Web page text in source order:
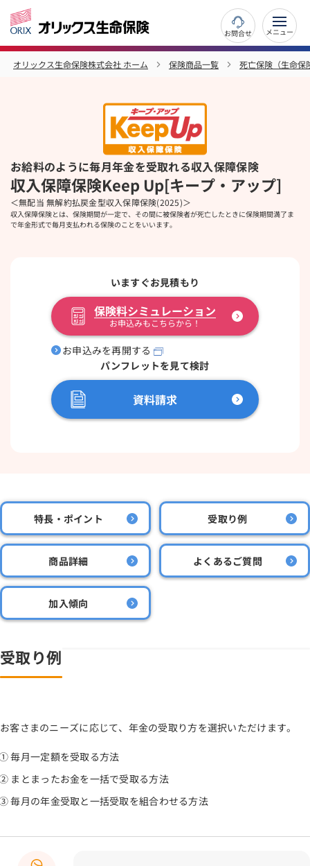
お問合せ
オリックス生命保険株式会社 ホーム 保険商品一覧 死亡保険（生命保
お給料のように毎月年金を受取れる収入保障保険
収入保障保険Keep Up[キープ・アップ]
＜無配当 無解約払戻金型収入保障保険(2025)＞
収入保障保険とは、保険期間が一定で、その間に被保険者が死亡したときに保険期間満了ま
で年金形式で毎月支払われる保険のことをいいます。
いますぐお見積もり
保険料シミュレーション
お申込みもこちらから！
お申込みを再開する
パンフレットを見て検討
資料請求
特長・ポイント 受取り例
商品詳細 よくあるご質問
加入傾向
受取り例
お客さまのニーズに応じて、年金の受取り方を選択いただけます。
毎月一定額を受取る方法
まとまったお金を一括で受取る方法
毎月の年金受取と一括受取を組合わせる方法